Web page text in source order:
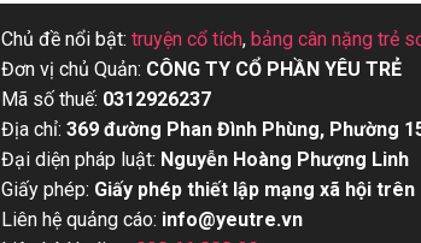
Chủ đề nổi bật: truyện cổ tích, bảng cân nặng trẻ
Đơn vị chủ Quản: CÔNG TY CỔ PHẦN YÊU TRẺ
Mã số thuế: 0312926237
Địa chỉ: 369 đường Phan Đình Phùng, Phường
Đại diện pháp luật: Nguyễn Hoàng Phượng Linh
Giấy phép: Giấy phép thiết lập mạng xã hội
Liên hệ quảng cáo: info@yeutre.vn